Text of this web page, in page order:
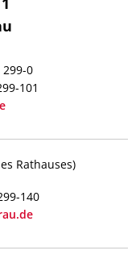
299-0
101
Rathauses)
140